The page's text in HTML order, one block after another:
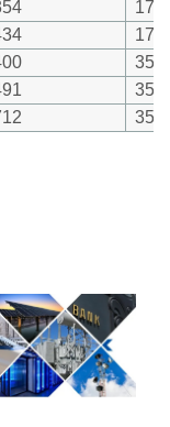
175
175
351
351
351